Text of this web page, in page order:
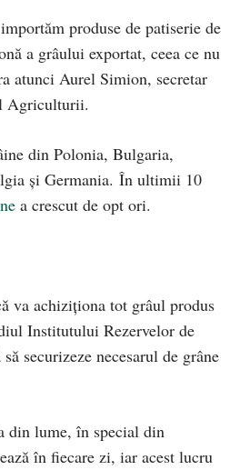
produse de patiserie de
a grâului exportat, ceea ce nu
atunci Aurel Simion, secretar
Agriculturii.
din Polonia, Bulgaria,
şi Germania. În ultimii 10
a crescut de opt ori.
va achiziționa tot grâul produs
Institutului Rezervelor de
securizeze necesarul de grâne
din lume, în special din
în fiecare zi, iar acest lucru